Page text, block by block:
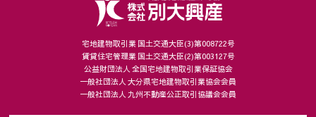
宅地建物取引業 国土交通大臣(3)第008722号
賃貸住宅管理業 国土交通大臣(2)第003127号
公益財団法人 全国宅地建物取引業保証協会
一般社団法人 大分県宅地建物取引業協会会員
一般社団法人 九州不動産公正取引協議会会員